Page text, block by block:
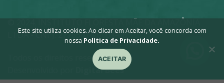
LTDA - CNPJ: 27765414/0001-68.
Todos os direitos reservados.
Digital Bees
Este site utiliza cookies. Ao clicar em Aceitar, você concorda com
nossa Política de Privacidade.
ACEITAR